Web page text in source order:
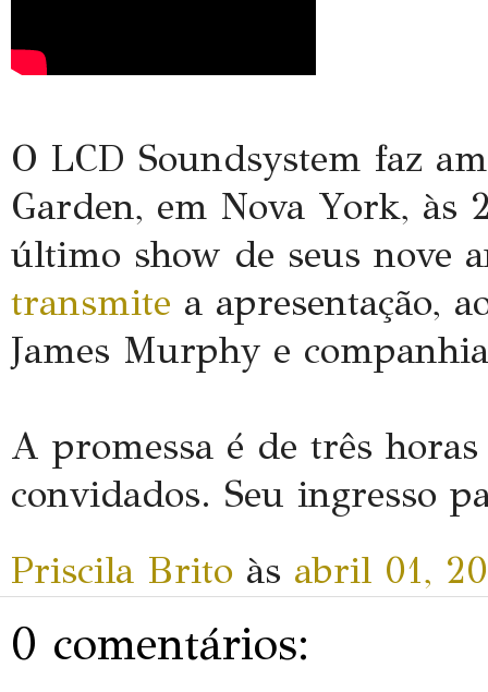
O LCD Soundsystem faz
Garden, em Nova York,
último show de seus nove
transmite a apresentação,
James Murphy e
A promessa é de três
convidados. Seu ingresso
Priscila Brito às abril 01,
0 comentários: